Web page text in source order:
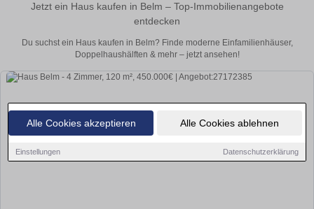
Alle Cookies akzeptieren Alle Cookies ablehnen
Einstellungen Datenschutzerklärung
Jetzt ein Haus kaufen in Belm – Top-Immobilienangebote
entdecken
Du suchst ein Haus kaufen in Belm? Finde moderne Einfamilienhäuser,
Doppelhaushälften & mehr – jetzt ansehen!